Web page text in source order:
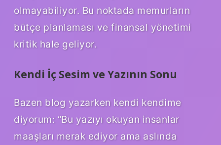
olmayabiliyor. Bu noktada memurların
bütçe planlaması ve finansal yönetimi
kritik hale geliyor.
Kendi İç Sesim ve Yazının Sonu
Bazen blog yazarken kendi kendime
diyorum: “Bu yazıyı okuyan insanlar
maaşları merak ediyor ama aslında